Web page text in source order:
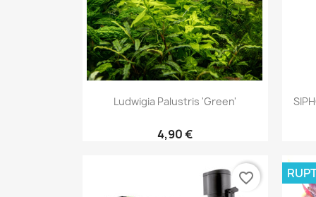
 Aperçu rapide
Ludwigia Palustris 'Green'
4,90 €
favorite_border